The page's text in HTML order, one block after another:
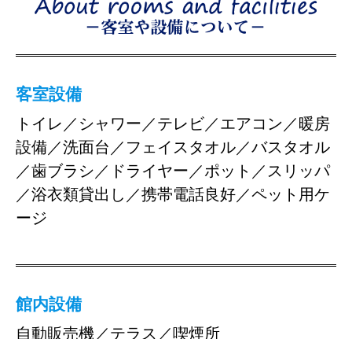
客室設備
トイレ／シャワー／テレビ／エアコン／暖房
設備／洗面台／フェイスタオル／バスタオル
／歯ブラシ／ドライヤー／ポット／スリッパ
／浴衣類貸出し／携帯電話良好／ペット用ケ
ージ
館内設備
自動販売機／テラス／喫煙所